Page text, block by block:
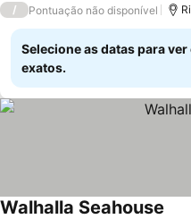
/ Pontuação não disponível
Selecione as datas para
exatos.
Walhalla Seahouse